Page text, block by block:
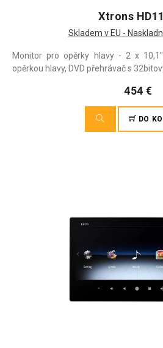
Xtrons
Skladem v EU -
Monitor pro opěrky hlavy - 2 x
opěrkou hlavy, DVD přehrávač s
454 €
DO